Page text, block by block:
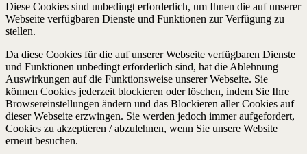
Diese Cookies sind unbedingt erforderlich, um Ihnen die auf unserer
Webseite verfügbaren Dienste und Funktionen zur Verfügung zu
stellen.
Da diese Cookies für die auf unserer Webseite verfügbaren Dienste
und Funktionen unbedingt erforderlich sind, hat die Ablehnung
Auswirkungen auf die Funktionsweise unserer Webseite. Sie
können Cookies jederzeit blockieren oder löschen, indem Sie Ihre
Browsereinstellungen ändern und das Blockieren aller Cookies auf
dieser Webseite erzwingen. Sie werden jedoch immer aufgefordert,
Cookies zu akzeptieren / abzulehnen, wenn Sie unsere Website
erneut besuchen.